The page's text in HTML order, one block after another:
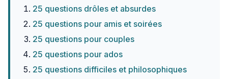
25 questions drôles et absurdes
25 questions pour amis et soirées
25 questions pour couples
25 questions pour ados
25 questions difficiles et philosophiques